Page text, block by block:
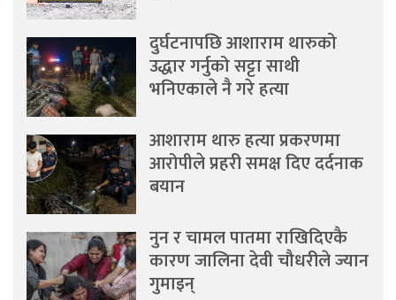
दुर्घटनापछि आशाराम थारुको
उद्धार गर्नुको सट्टा साथी
भनिएकाले नै गरे हत्या
आशाराम थारु हत्या प्रकरणमा
आरोपीले प्रहरी समक्ष दिए दर्दनाक
बयान
नुन र चामल पातमा राखिदिएकै
कारण जालिना देवी चौधरीले ज्यान
गुमाइन्